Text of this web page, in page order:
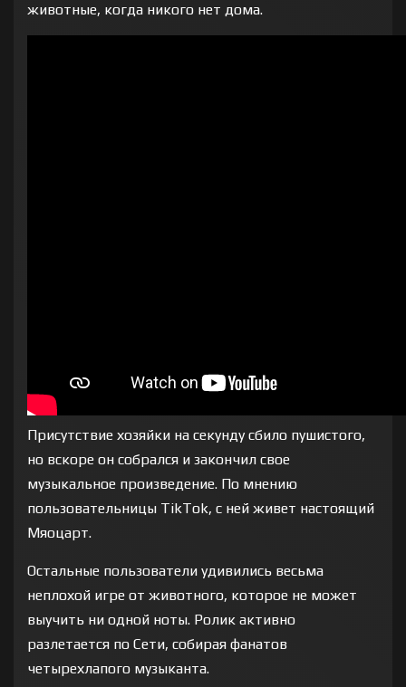
животные, когда никого нет дома.
Присутствие хозяйки на секунду сбило пушистого,
но вскоре он собрался и закончил свое
музыкальное произведение. По мнению
пользовательницы TikTok, с ней живет настоящий
Мяоцарт.
Остальные пользователи удивились весьма
неплохой игре от животного, которое не может
выучить ни одной ноты. Ролик активно
разлетается по Сети, собирая фанатов
четырехлапого музыканта.